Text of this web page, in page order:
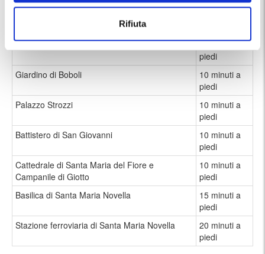
Rifiuta
Palazzo Pitti
5 minuti a
piedi
Giardino di Boboli
10 minuti a
piedi
Palazzo Strozzi
10 minuti a
piedi
Battistero di San Giovanni
10 minuti a
piedi
Cattedrale di Santa Maria del Fiore e
Campanile di Giotto
10 minuti a
piedi
Basilica di Santa Maria Novella
15 minuti a
piedi
Stazione ferroviaria di Santa Maria Novella
20 minuti a
piedi